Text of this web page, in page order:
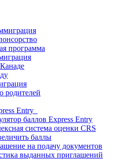
программа
родителей
Entry
баллов Express Entry
система оценки CRS
баллы
на подачу документов
выданных приглашений